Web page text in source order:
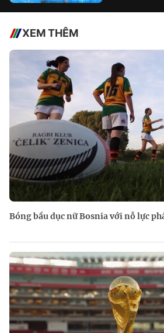
XEM THÊM
Bóng bầu dục nữ Bosnia với nỗ lực